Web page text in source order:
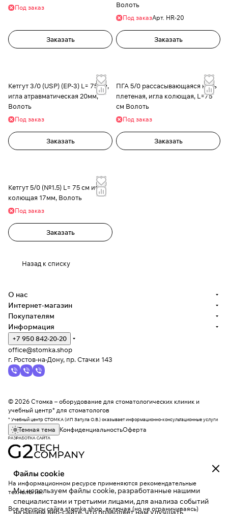
Под заказ
Заказать
Волоть
Под заказАрт. HR-20
Заказать
Кетгут 3/0 (USP) (EP-3) L= 75 см,
игла атравматическая 20мм,
Волоть
Под заказ
Заказать
ПГА 5/0 рассасывающаяся нить
плетеная, игла колющая, L=75
см Волоть
Под заказ
Заказать
Кетгут 5/0 (№1.5) L= 75 см игла
колющая 17мм, Волоть
Под заказ
Заказать
Назад к списку
Файлы cookie
Мы используем файлы cookie, разработанные нашими
специалистами и третьими лицами, для анализа событий
на нашем веб-сайте, что позволяет нам улучшать
О нас
Интернет-магазин
Покупателям
Информация
+7 950 842-20-20
office@stomka.shop
г. Ростов-на-Дону, пр. Стачки 143
© 2026 Стомка – оборудование для стоматологических клиник и
учебный центр* для стоматологов
* Учебный центр СТОМКА (ИП Затула О.В.) оказывает информационно-консультационные услуги
Темная тема КонфиденциальностьОферта
На информационном ресурсе применяются рекомендательные
технологии.
Все ресурсы сайта stomka.shop, включая (но не ограничиваясь)